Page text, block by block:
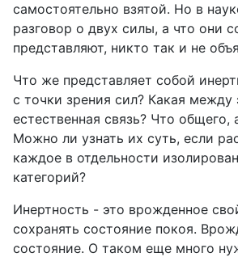
самостоятельно взятой. Но в
разговор о двух силы, а что они
представляют, никто так и не
Что же представляет собой
с точки зрения сил? Какая
естественная связь? Что общего,
Можно ли узнать их суть, если
каждое в отдельности
категорий?
Инертность - это врожденное
сохранять состояние покоя.
состояние. О таком еще много